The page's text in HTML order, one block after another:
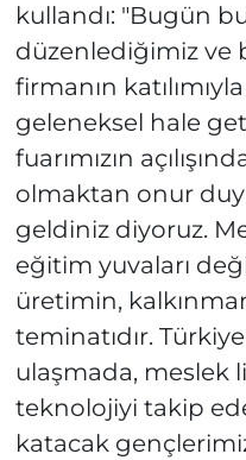
kullandı: "Bugün
düzenlediğimiz ve
firmanın
geleneksel hale
fuarımızın
olmaktan onur
geldiniz diyoruz.
eğitim yuvaları
üretimin,
teminatıdır.
ulaşmada, meslek
teknolojiyi takip
katacak